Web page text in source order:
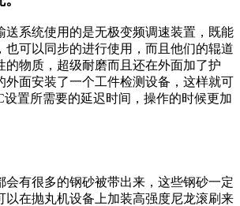
送系统使用的是无极变频调速装置，既能
也可以同步的进行使用，而且他们的辊道
的物质，超级耐磨而且还在外面加了护
外面安装了一个工件检测设备，这样就可
设置所需要的延迟时间，操作的时候更加
会有很多的钢砂被带出来，这些钢砂一定
以在抛丸机设备上加装高强度尼龙滚刷来